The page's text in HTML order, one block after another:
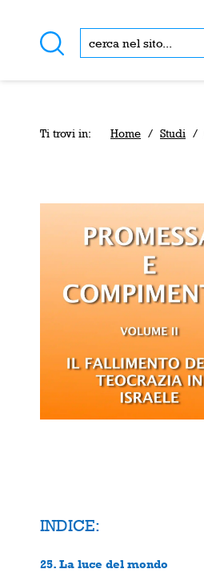
Ti trovi in: Home / Studi /
INDICE:
25. La luce del mondo